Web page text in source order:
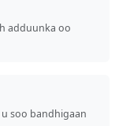
adduunka oo
soo bandhigaan